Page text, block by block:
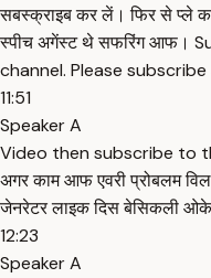
सबस्क्राइब कर लें। फिर से प्ले
स्पीच अगेंस्ट थे सफरिंग आफ।
channel. Please
11:51
Speaker A
Video then subscribe to
अगर काम आफ एवरी प्रोबलम
जेनरेटर लाइक दिस बेसिकली
12:23
Speaker A